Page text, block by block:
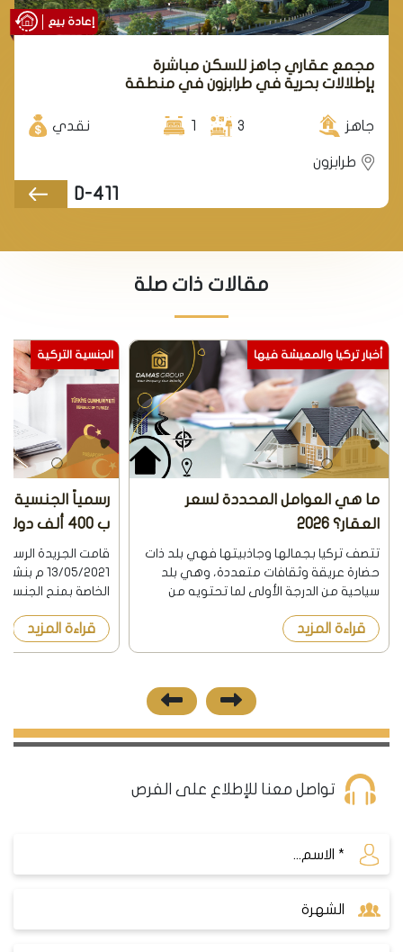
مجمع عقاري جاهز للسكن مباشرة
بإطلالات بحرية في طرابزون في منطقة
جاهز 3
1 نقدي
طرابزون
D-411
مقالات ذات صلة
أخبار تركيا والمعيشة فيها
ما هي العوامل المحددة لسعر
العقار؟ 2026
تتصف تركيا بجمالها وجاذبيتها فهي بلد ذات
حضارة عريقة وثقافات متعددة، وهي بلد
سياحية من الدرجة الأولى لما تحتويه من
حلمت يوماً أن يكون لك بيتاً في هذا البلد
قراءة المزيد
الجنسية التركية
رسمياً الجنسية
ب 400 ألف دولار أمريكي 2026
قامت الجريدة
13/05/
الخاصة بمنح
والإستثمار والإيداع
قراءة المزيد
تواصل معنا للإطلاع على الفرص